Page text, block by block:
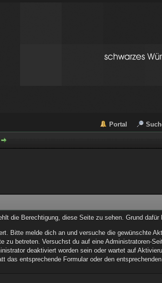
Portal
die Berechtigung, diese Seite zu sehen. Grund dafür
Bitte melde dich an und versuche die gewünschte
zu betreten. Versuchst du auf eine Administratoren-
deaktiviert worden sein oder wartet auf
das entsprechende Formular oder den